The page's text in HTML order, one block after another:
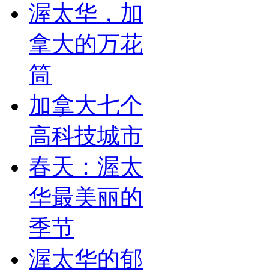
渥太华，加
拿大的万花
筒
加拿大七个
高科技城市
春天：渥太
华最美丽的
季节
渥太华的郁